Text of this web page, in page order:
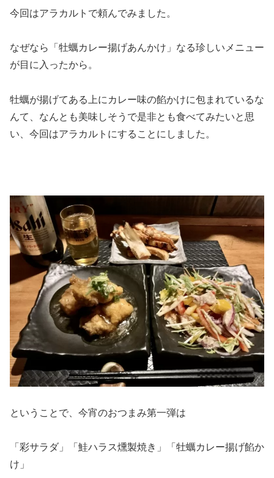
今回はアラカルトで頼んでみました。
なぜなら「牡蠣カレー揚げあんかけ」なる珍しいメニュー
が目に入ったから。
牡蠣が揚げてある上にカレー味の餡かけに包まれているな
んて、なんとも美味しそうで是非とも食べてみたいと思
い、今回はアラカルトにすることにしました。
ということで、今宵のおつまみ第一弾は
「彩サラダ」「鮭ハラス燻製焼き」「牡蠣カレー揚げ餡か
け」